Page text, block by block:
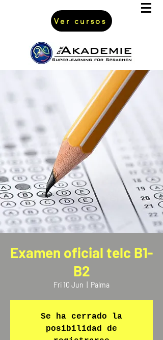
Ver cursos
Examen oficial telc B1-
B2
Fri 10 Jun Palma
Se ha cerrado la
posibilidad de